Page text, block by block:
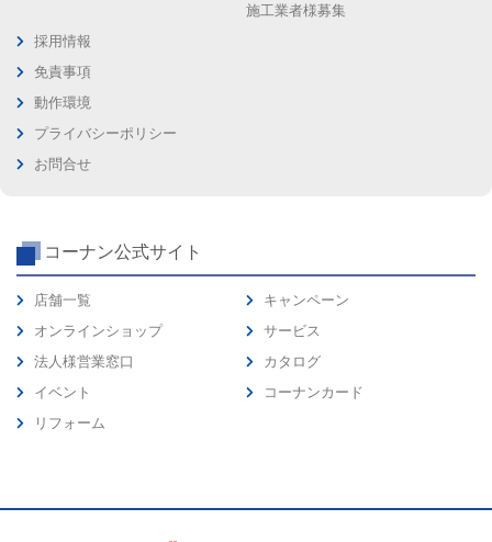
施工業者様募集
採用情報
免責事項
動作環境
プライバシーポリシー
お問合せ
コーナン公式サイト
店舗一覧
オンラインショップ
法人様営業窓口
イベント
リフォーム
キャンペーン
サービス
カタログ
コーナンカード